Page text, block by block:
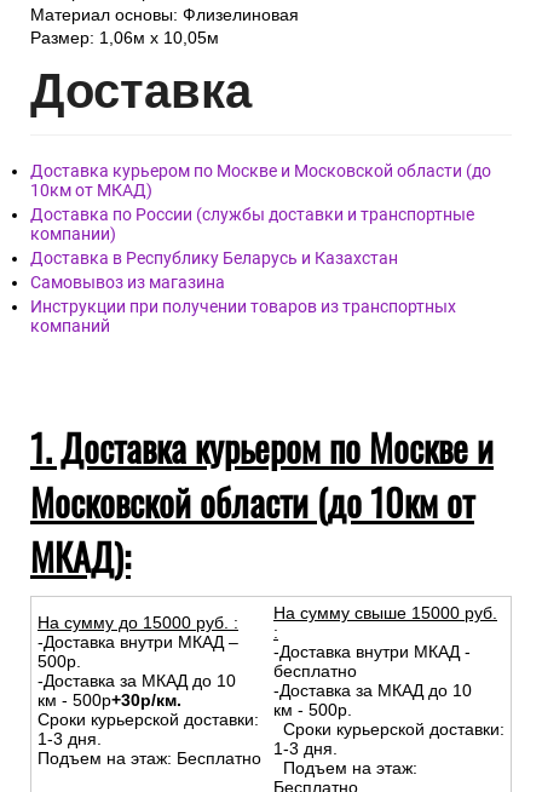
Материал основы: Флизелиновая
Размер: 1,06м х 10,05м
Доставка
Доставка курьером по Москве и Московской области (до
10км от МКАД)
Доставка по России (службы доставки и транспортные
компании)
Доставка в Республику Беларусь и Казахстан
Самовывоз из магазина
Инструкции при получении товаров из транспортных
компаний
1. Доставка курьером по Москве и
Московской области (до 10км от
МКАД):
На сумму до 15000 руб. :
-Доставка внутри МКАД –
500р.
-Доставка за МКАД до 10
км - 500р+30р/км.
Сроки курьерской доставки:
1-3 дня.
Подъем на этаж: Бесплатно
На сумму свыше 15000 руб.
:
-Доставка внутри МКАД -
бесплатно
-Доставка за МКАД до 10
км - 500р.
Сроки курьерской доставки:
1-3 дня.
Подъем на этаж:
Бесплатно